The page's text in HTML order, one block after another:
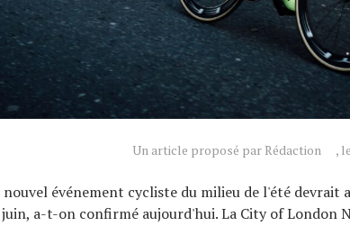
Un article proposé par Rédaction ,
nouvel événement cycliste du milieu de l'été devrait
juin, a-t-on confirmé aujourd'hui. La City of London